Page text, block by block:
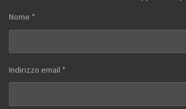
Nome *
Indirizzo email *